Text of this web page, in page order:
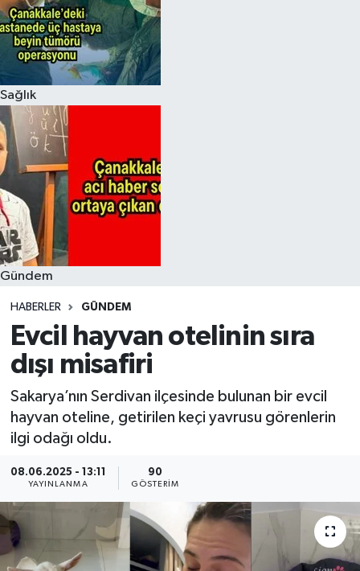
Sağlık
Gündem
HABERLER GÜNDEM
Evcil hayvan otelinin sıra
dışı misafiri
Sakarya’nın Serdivan ilçesinde bulunan bir evcil
hayvan oteline, getirilen keçi yavrusu görenlerin
ilgi odağı oldu.
08.06.2025 - 13:11
YAYINLANMA
90
GÖSTERIM